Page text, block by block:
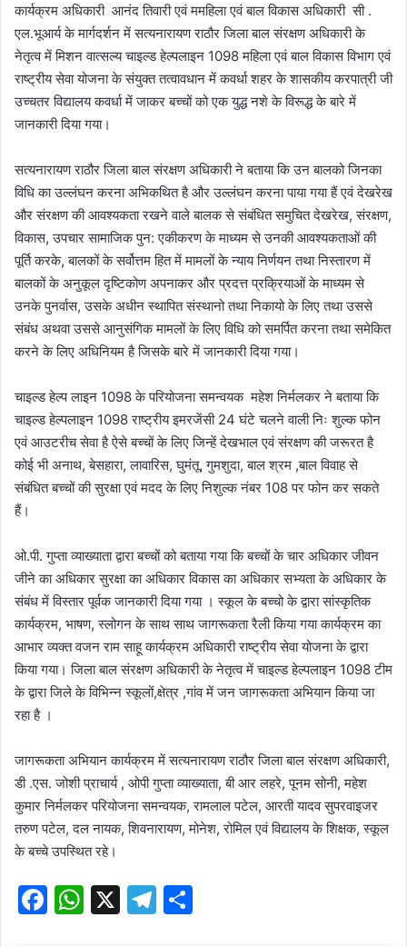
कार्यक्रम अधिकारी आनंद तिवारी एवं ममहिला एवं बाल विकास अधिकारी सी .
एल.भूआर्य के मार्गदर्शन में सत्यनारायण राठौर जिला बाल संरक्षण अधिकारी के
नेतृत्व में मिशन वात्सल्य चाइल्ड हेल्पलाइन 1098 महिला एवं बाल विकास विभाग एवं
राष्ट्रीय सेवा योजना के संयुक्त तत्वावधान में कवर्धा शहर के शासकीय करपात्री जी
उच्चतर विद्यालय कवर्धा में जाकर बच्चों को एक युद्ध नशे के विरूद्ध के बारे में
जानकारी दिया गया।
सत्यनारायण राठौर जिला बाल संरक्षण अधिकारी ने बताया कि उन बालको जिनका
विधि का उल्लंघन करना अभिकथित है और उल्लंघन करना पाया गया हैं एवं देखरेख
और संरक्षण की आवश्यकता रखने वाले बालक से संबंधित समुचित देखरेख, संरक्षण,
विकास, उपचार सामाजिक पुन: एकीकरण के माध्यम से उनकी आवश्यकताओं की
पूर्ति करके, बालकों के सर्वोत्तम हित में मामलों के न्याय निर्णयन तथा निस्तारण में
बालकों के अनुकूल दृष्टिकोण अपनाकर और प्रदत्त प्रक्रियाओं के माध्यम से
उनके पुनर्वास, उसके अधीन स्थापित संस्थानो तथा निकायो के लिए तथा उससे
संबंध अथवा उससे आनुसंगिक मामलों के लिए विधि को समर्पित करना तथा समेकित
करने के लिए अधिनियम है जिसके बारे में जानकारी दिया गया।
चाइल्ड हेल्प लाइन 1098 के परियोजना समन्वयक महेश निर्मलकर ने बताया कि
चाइल्ड हेल्पलाइन 1098 राष्ट्रीय इमरजेंसी 24 घंटे चलने वाली निः शुल्क फोन
एवं आउटरीच सेवा है ऐसे बच्चों के लिए जिन्हें देखभाल एवं संरक्षण की जरूरत है
कोई भी अनाथ, बेसहारा, लावारिस, घुमंतू, गुमशुदा, बाल श्रम ,बाल विवाह से
संबंधित बच्चों की सुरक्षा एवं मदद के लिए निशुल्क नंबर 108 पर फोन कर सकते
हैं।
ओ.पी. गुप्ता व्याख्याता द्वारा बच्चों को बताया गया कि बच्चों के चार अधिकार जीवन
जीने का अधिकार सुरक्षा का अधिकार विकास का अधिकार सभ्यता के अधिकार के
संबंध में विस्तार पूर्वक जानकारी दिया गया । स्कूल के बच्चो के द्वारा सांस्कृतिक
कार्यक्रम, भाषण, स्लोगन के साथ साथ जागरूकता रैली किया गया कार्यक्रम का
आभार व्यक्त वजन राम साहू कार्यक्रम अधिकारी राष्ट्रीय सेवा योजना के द्वारा
किया गया। जिला बाल संरक्षण अधिकारी के नेतृत्व में चाइल्ड हेल्पलाइन 1098 टीम
के द्वारा जिले के विभिन्न स्कूलों,क्षेत्र ,गांव में जन जागरूकता अभियान किया जा
रहा है ।
जागरूकता अभियान कार्यक्रम में सत्यनारायण राठौर जिला बाल संरक्षण अधिकारी,
डी .एस. जोशी प्राचार्य , ओपी गुप्ता व्याख्याता, बी आर लहरे, पूनम सोनी, महेश
कुमार निर्मलकर परियोजना समन्वयक, रामलाल पटेल, आरती यादव सुपरवाइजर
तरुण पटेल, दल नायक, शिवनारायण, मोनेश, रोमिल एवं विद्यालय के शिक्षक, स्कूल
के बच्चे उपस्थित रहे।
F
W X
T